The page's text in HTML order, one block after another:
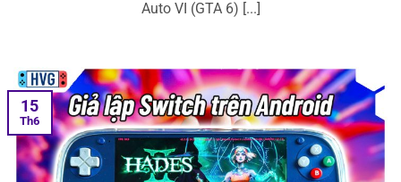
Auto VI (GTA 6) [...]
15
Th6